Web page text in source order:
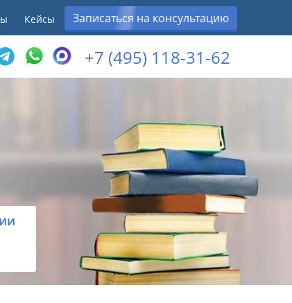
Кейсы Записаться на консультацию
+7 (495) 118-31-62